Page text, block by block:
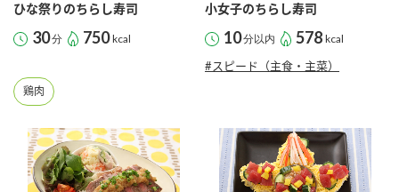
ひな祭りのちらし寿司
30分 750 kcal
鶏肉
小女子のちらし寿司
10分以内 578 kcal
#スピード（主食・主菜）